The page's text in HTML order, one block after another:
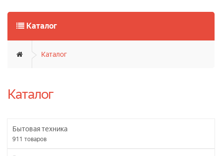
Каталог
Каталог
Каталог
Бытовая техника
911 товаров